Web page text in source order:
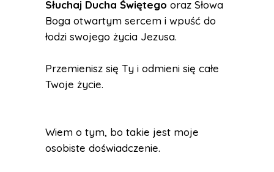
Słuchaj Ducha Świętego oraz Słowa
Boga otwartym sercem i wpuść do
łodzi swojego życia Jezusa.
Przemienisz się Ty i odmieni się całe
Twoje życie.
Wiem o tym, bo takie jest moje
osobiste doświadczenie.